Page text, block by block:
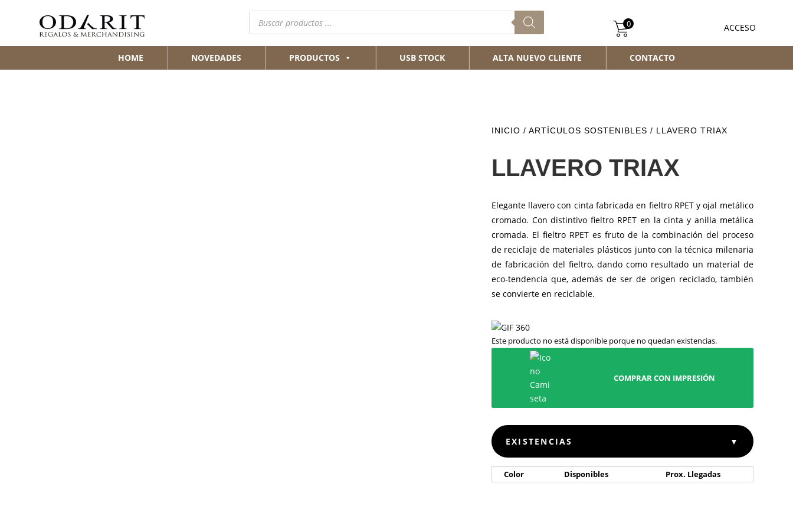
Búsqueda
productos ACCESO
0
HOME NOVEDADES PRODUCTOS USB STOCK ALTA NUEVO CLIENTE CONTACTO
INICIO / ARTÍCULOS SOSTENIBLES / LLAVERO TRIAX
LLAVERO TRIAX
Elegante llavero con cinta fabricada en fieltro RPET y ojal metálico
cromado. Con distintivo fieltro RPET en la cinta y anilla metálica
cromada. El fieltro RPET es fruto de la combinación del proceso
de reciclaje de materiales plásticos junto con la técnica milenaria
de fabricación del fieltro, dando como resultado un material de
eco-tendencia que, además de ser de origen reciclado, también
se convierte en reciclable.
Este producto no está disponible porque no quedan existencias.
COMPRAR CON IMPRESIÓN
EXISTENCIAS ▼
Color Disponibles Prox. Llegadas